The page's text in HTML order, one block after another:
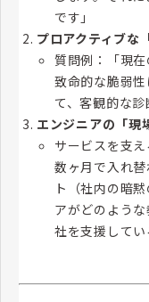
です」
プロアクティブな
質問例：「現
致命的な脆弱
て、客観的な診
エンジニアの「現
サービスを支
数ヶ月で入れ
ト（社内の暗
アがどのよう
社を支援してい